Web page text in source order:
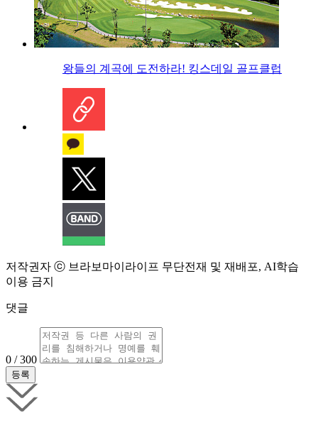
왕들의 계곡에 도전하라! 킹스데일 골프클럽
저작권자 ⓒ 브라보마이라이프 무단전재 및 재배포, AI학습
이용 금지
댓글
0 / 300